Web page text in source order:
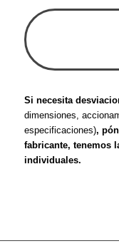
Si necesita
dimensiones,
especificaciones),
fabricante, tenemos
individuales.